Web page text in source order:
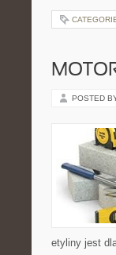
POSTED
etyliny jest